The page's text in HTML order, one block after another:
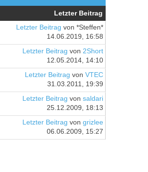
Letzter Beitrag
Letzter Beitrag von *Steffen*
14.06.2019, 16:58
Letzter Beitrag von 2Short
12.05.2014, 14:10
Letzter Beitrag von VTEC
31.03.2011, 19:39
Letzter Beitrag von saldari
25.12.2009, 18:13
Letzter Beitrag von grizlee
06.06.2009, 15:27